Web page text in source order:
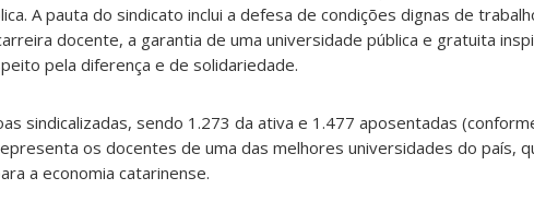
A pauta do sindicato inclui a defesa de condições dignas de
docente, a garantia de uma universidade pública e gratuita
pela diferença e de solidariedade.
sindicalizadas, sendo 1.273 da ativa e 1.477 aposentadas
os docentes de uma das melhores universidades do país,
a economia catarinense.